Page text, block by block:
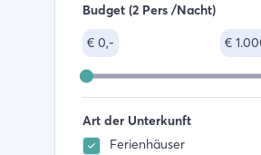
Budget (2 Pers /Nacht)
€ 0,- €
Art der Unterkunft
Ferienhäuser